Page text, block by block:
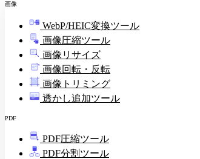
画像
WebP/HEIC変換ツール
画像圧縮ツール
画像リサイズ
画像回転・反転
画像トリミング
透かし追加ツール
PDF
PDF圧縮ツール
PDF分割ツール